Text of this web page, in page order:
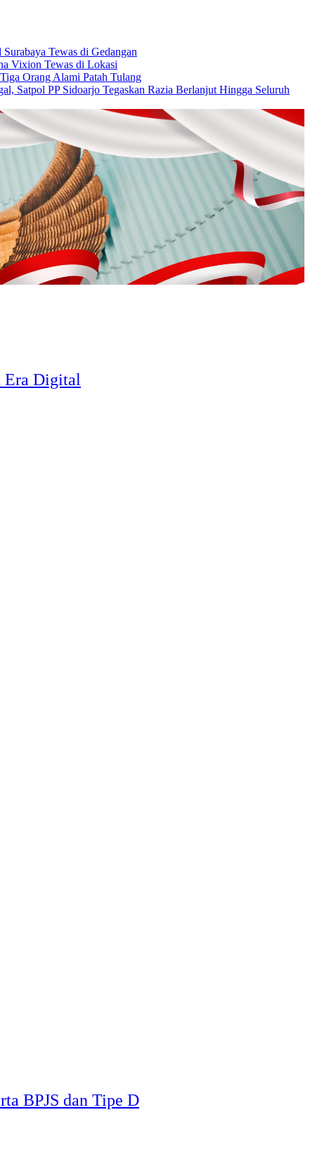
Tewas di Gedangan
Vixion Tewas di Lokasi
Orang Alami Patah Tulang
Satpol PP Sidoarjo Tegaskan Razia Berlanjut Hingga Seluruh
Era Digital
BPJS dan Tipe D